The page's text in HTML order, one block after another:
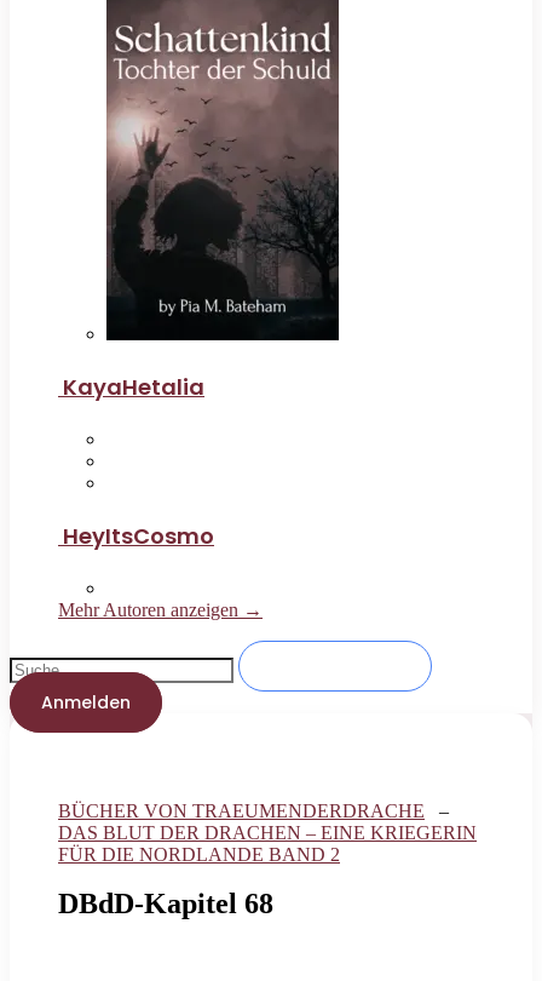
KayaHetalia
HeyItsCosmo
Mehr Autoren anzeigen →
Anmelden
BÜCHER VON TRAEUMENDERDRACHE –
DAS BLUT DER DRACHEN – EINE KRIEGERIN
FÜR DIE NORDLANDE BAND 2
DBdD-Kapitel 68